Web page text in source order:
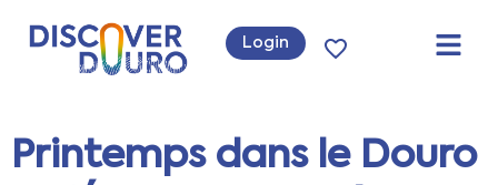
Login
Printemps dans le Douro